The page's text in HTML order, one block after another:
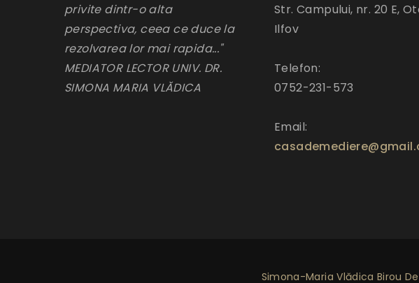
privite dintr-o alta
perspectiva, ceea ce duce la
rezolvarea lor mai rapida..."
MEDIATOR LECTOR UNIV. DR.
SIMONA MARIA VLĂDICA
Str. Campului, nr. 20 E,
Ilfov
Telefon:
0752-231-573
Email:
Simona-Maria Vlădica Birou